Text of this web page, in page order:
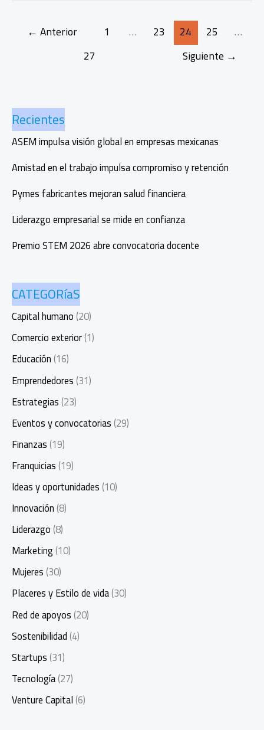
arrecife
← Anterior 1 … 23 24 25
…
27
Siguiente →
Recientes
ASEM impulsa visión global en empresas mexicanas
Amistad en el trabajo impulsa compromiso y retención
Pymes fabricantes mejoran salud financiera
Liderazgo empresarial se mide en confianza
Premio STEM 2026 abre convocatoria docente
CATEGORíaS
Capital humano(20)
Comercio exterior(1)
Educación(16)
Emprendedores(31)
Estrategias(23)
Eventos y convocatorias(29)
Finanzas(19)
Franquicias(19)
Ideas y oportunidades(10)
Innovación(8)
Liderazgo(8)
Marketing(10)
Mujeres(30)
Placeres y Estilo de vida(30)
Red de apoyos(20)
Sostenibilidad(4)
Startups(31)
Tecnología(27)
Venture Capital(6)